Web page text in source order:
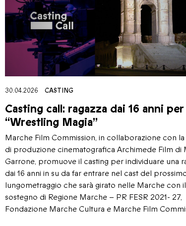
30.04.2026 CASTING
Casting call: ragazza dai 16 anni
“Wrestling Magia”
Marche Film Commission, in collaborazione con
di produzione cinematografica Archimede Film di
Garrone, promuove il casting per individuare una
dai 16 anni in su da far entrare nel cast del
lungometraggio che sarà girato nelle Marche con il
sostegno di Regione Marche – PR FESR 2021- 27,
Fondazione Marche Cultura e Marche Film